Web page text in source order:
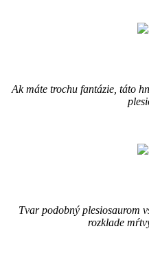
Ak máte trochu fantázie, táto
Tvar podobný plesiosaurom
rozklade